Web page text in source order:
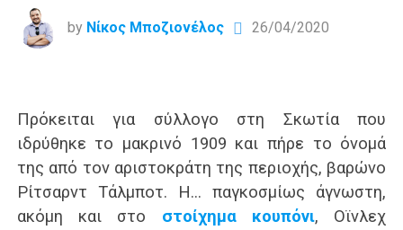
by Νίκος Μποζιονέλος 26/04/2020
Πρόκειται για σύλλογο στη Σκωτία που
ιδρύθηκε το μακρινό 1909 και πήρε το όνομά
της από τον αριστοκράτη της περιοχής, βαρώνο
Ρίτσαρντ Τάλμποτ. Η… παγκοσμίως άγνωστη,
ακόμη και στο στοίχημα κουπόνι, Οϊνλεχ